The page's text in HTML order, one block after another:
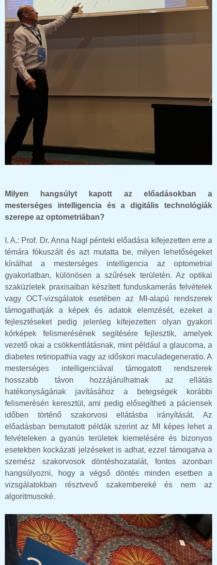
Milyen hangsúlyt kapott az előadásokban a
mesterséges intelligencia és a digitális technológiák
szerepe az optometriában?
I. A.: Prof. Dr. Anna Nagl pénteki előadása kifejezetten erre a
témára fókuszált és azt mutatta be, milyen lehetőségeket
kínálhat a mesterséges intelligencia az optometriai
gyakorlatban, különösen a szűrések területén. Az optikai
szaküzletek praxisaiban készített funduskamerás felvételek
vagy OCT-vizsgálatok esetében az MI-alapú rendszerek
támogathatják a képek és adatok elemzését, ezeket a
fejlesztéseket pedig jelenleg kifejezetten olyan gyakori
kórképek felismerésének segítésére fejlesztik, amelyek
vezető okai a csökkentlátásnak, mint például a glaucoma, a
diabetes retinopathia vagy az időskori maculadegeneratio. A
mesterséges intelligenciával támogatott rendszerek
hosszabb távon hozzájárulhatnak az ellátás
hatékonyságának javításához a betegségek korábbi
felismerésén keresztül, ami pedig elősegítheti a páciensek
időben történő szakorvosi ellátásba irányítását. Az
előadásban bemutatott példák szerint az MI képes lehet a
felvételeken a gyanús területek kiemelésére és bizonyos
esetekben kockázati jelzéseket is adhat, ezzel támogatva a
szemész szakorvosok döntéshozatalát, fontos azonban
hangsúlyozni, hogy a végső döntés minden esetben a
vizsgálatokban résztvevő szakembereké és nem az
algoritmusoké.